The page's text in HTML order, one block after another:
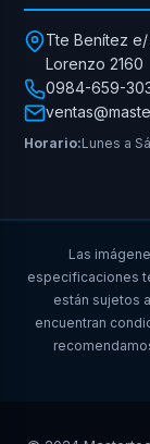
Tte Benítez
Lorenzo 2160
0984-659-
Horario:Lunes a
Las
especificaciones
están sujetos
encuentran